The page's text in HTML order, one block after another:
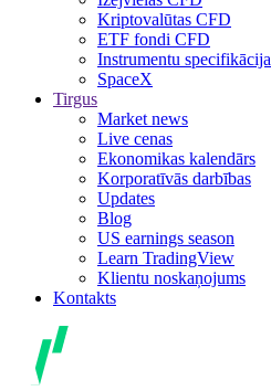
Kriptovalūtas CFD
ETF fondi CFD
Instrumentu specifikācija
SpaceX
Tirgus
Market news
Live cenas
Ekonomikas kalendārs
Korporatīvās darbības
Updates
Blog
US earnings season
Learn TradingView
Klientu noskaņojums
Kontakts